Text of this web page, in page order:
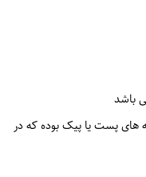
باشد
های پست یا پیک بوده که در